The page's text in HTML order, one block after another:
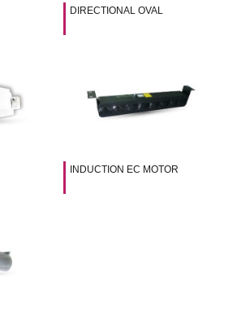
DIRECTIONAL OVAL
INDUCTION EC MOTOR